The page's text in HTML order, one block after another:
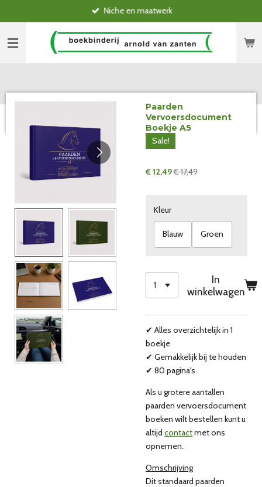
direct
naar
hoofdinhoud
Niche en maatwerk
Paarden
Vervoersdocument
Boekje A5
Sale!
€ 12,49€ 17,49
Kleur
Blauw Groen
In
winkelwagen
✔ Alles overzichtelijk in 1
boekje
✔ Gemakkelijk bij te houden
✔ 80 pagina's
Als u grotere aantallen
paarden vervoersdocument
boeken wilt bestellen kunt u
altijd contactmet ons
opnemen.
Omschrijving
Dit standaard paarden